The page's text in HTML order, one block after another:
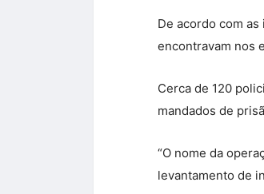
De acordo com
encontravam nos
Cerca de 120
mandados de
“O nome da
levantamento de